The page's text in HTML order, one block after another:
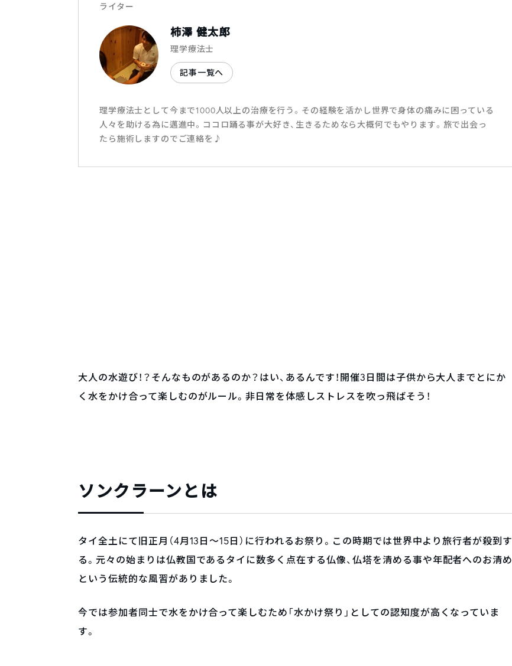
ライター
柿澤 健太郎
理学療法士
記事一覧へ
理学療法士として今まで1000人以上の治療を行う。その経験を活かし世界で身体の痛みに困っている
人々を助ける為に邁進中。ココロ踊る事が大好き、生きるためなら大概何でもやります。旅で出会っ
たら施術しますのでご連絡を♪
大人の水遊び！？そんなものがあるのか？はい、あるんです！開催3日間は子供から大人までとにか
く水をかけ合って楽しむのがルール。非日常を体感しストレスを吹っ飛ばそう！
ソンクラーンとは
タイ全土にて旧正月（4月13日～15日）に行われるお祭り。この時期では世界中より旅行者が殺到す
る。元々の始まりは仏教国であるタイに数多く点在する仏像、仏塔を清める事や年配者へのお清め
という伝統的な風習がありました。
今では参加者同士で水をかけ合って楽しむため「水かけ祭り」としての認知度が高くなっていま
す。